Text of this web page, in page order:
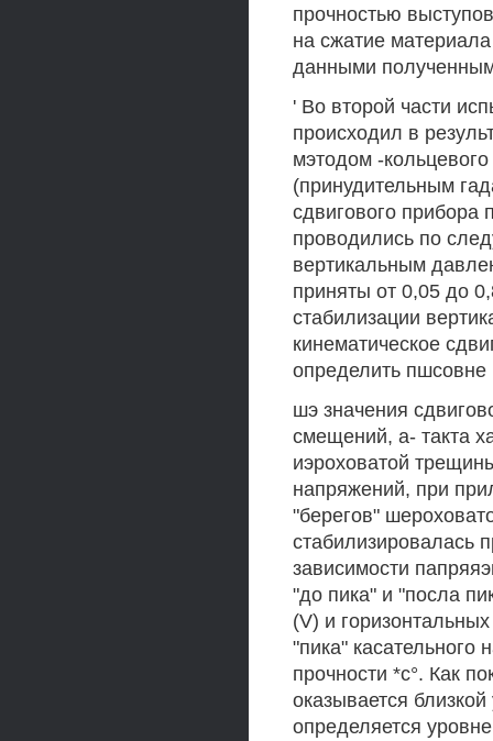
прочностью
на сжатие
данными
' Во второй части
происходил в
мэтодом -
(принудительным
сдвигового прибора
проводились по
вертикальным
приняты от 0,05 до
стабилизации
кинематическое
определить пшсовне
шэ значения
смещений, а- такта
иэроховатой
напряжений, при
"берегов"
стабилизировалась
зависимости
"до пика" и "посла
(V) и
"пика" касательного
прочности *с°. Как
оказывается
определяется